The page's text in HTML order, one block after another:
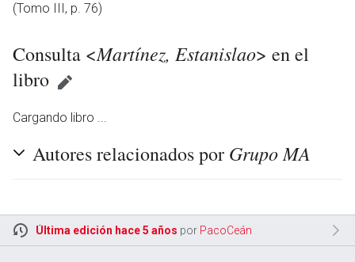
(Tomo III, p. 76)
Consulta <Martínez, Estanislao> en el
libro
Cargando libro ...
Autores relacionados por Grupo MA
Última edición hace 5 años por PacoCeán